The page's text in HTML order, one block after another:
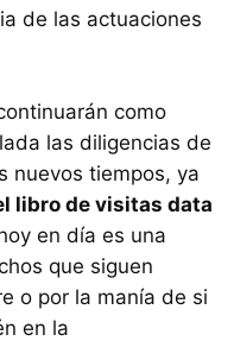
de las actuaciones
como
las diligencias de
nuevos tiempos, ya
libro de visitas data
en día es una
que siguen
o por la manía de si
en la